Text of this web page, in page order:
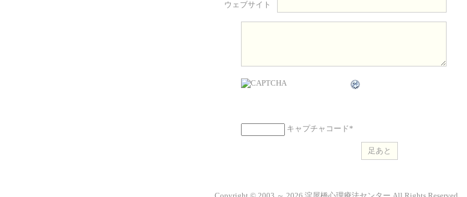
ウェブサイト
キャプチャコード *